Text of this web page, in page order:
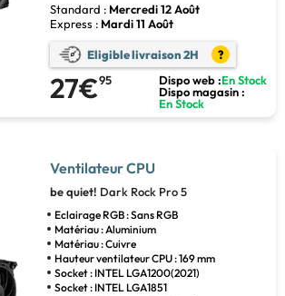
Standard : Mercredi 12 Août
Express : Mardi 11 Août
Eligible livraison 2H ?
27€95 Dispo web :En Stock
Dispo magasin :
En Stock
Ventilateur CPU
be quiet! Dark Rock Pro 5
Eclairage RGB : Sans RGB
Matériau : Aluminium
Matériau : Cuivre
Hauteur ventilateur CPU : 169 mm
Socket : INTEL LGA1200(2021)
Socket : INTEL LGA1851